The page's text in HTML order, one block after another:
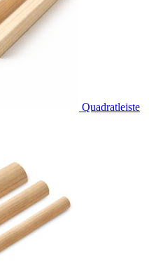
Quadratleiste